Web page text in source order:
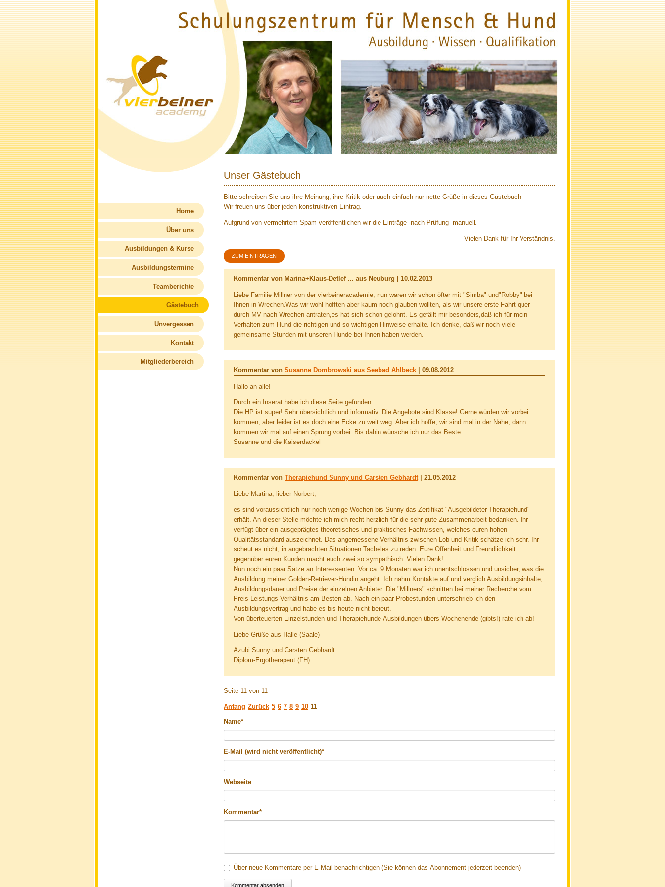
Unser Gästebuch
Bitte schreiben Sie uns ihre Meinung, ihre Kritik oder auch einfach nur nette Grüße in dieses Gästebuch.
Wir freuen uns über jeden konstruktiven Eintrag.
Aufgrund von vermehrtem Spam veröffentlichen wir die Einträge -nach Prüfung- manuell.
Vielen Dank für Ihr Verständnis.
ZUM EINTRAGEN
Kommentar von Marina+Klaus-Detlef ... aus Neuburg | 10.02.2013
Liebe Familie Millner von der vierbeineracademie, nun waren wir schon öfter mit "Simba" und"Robby" bei
Ihnen in Wrechen.Was wir wohl hofften aber kaum noch glauben wollten, als wir unsere erste Fahrt quer
durch MV nach Wrechen antraten,es hat sich schon gelohnt. Es gefällt mir besonders,daß ich für mein
Verhalten zum Hund die richtigen und so wichtigen Hinweise erhalte. Ich denke, daß wir noch viele
gemeinsame Stunden mit unseren Hunde bei Ihnen haben werden.
Kommentar von Susanne Dombrowski aus Seebad Ahlbeck | 09.08.2012
Hallo an alle!
Durch ein Inserat habe ich diese Seite gefunden.
Die HP ist super! Sehr übersichtlich und informativ. Die Angebote sind Klasse! Gerne würden wir vorbei
kommen, aber leider ist es doch eine Ecke zu weit weg. Aber ich hoffe, wir sind mal in der Nähe, dann
kommen wir mal auf einen Sprung vorbei. Bis dahin wünsche ich nur das Beste.
Susanne und die Kaiserdackel
Kommentar von Therapiehund Sunny und Carsten Gebhardt | 21.05.2012
Liebe Martina, lieber Norbert,
es sind voraussichtlich nur noch wenige Wochen bis Sunny das Zertifikat "Ausgebildeter Therapiehund"
erhält. An dieser Stelle möchte ich mich recht herzlich für die sehr gute Zusammenarbeit bedanken. Ihr
verfügt über ein ausgeprägtes theoretisches und praktisches Fachwissen, welches euren hohen
Qualitätsstandard auszeichnet. Das angemessene Verhältnis zwischen Lob und Kritik schätze ich sehr. Ihr
scheut es nicht, in angebrachten Situationen Tacheles zu reden. Eure Offenheit und Freundlichkeit
gegenüber euren Kunden macht euch zwei so sympathisch. Vielen Dank!
Nun noch ein paar Sätze an Interessenten. Vor ca. 9 Monaten war ich unentschlossen und unsicher, was die
Ausbildung meiner Golden-Retriever-Hündin angeht. Ich nahm Kontakte auf und verglich Ausbildungsinhalte,
Ausbildungsdauer und Preise der einzelnen Anbieter. Die "Millners" schnitten bei meiner Recherche vom
Preis-Leistungs-Verhältnis am Besten ab. Nach ein paar Probestunden unterschrieb ich den
Ausbildungsvertrag und habe es bis heute nicht bereut.
Von überteuerten Einzelstunden und Therapiehunde-Ausbildungen übers Wochenende (gibts!) rate ich ab!
Liebe Grüße aus Halle (Saale)
Azubi Sunny und Carsten Gebhardt
Diplom-Ergotherapeut (FH)
Seite 11 von 11
Anfang Zurück 5 6 7 8 9 10 11
Pflichtfeld
Name*
Pflichtfeld
E-Mail (wird nicht veröffentlicht)*
Webseite
Pflichtfeld
Kommentar*
Über neue Kommentare per E-Mail benachrichtigen (Sie können das Abonnement jederzeit beenden)
Kommentar absenden
Home
Über uns
Ausbildungen & Kurse
Ausbildungstermine
Teamberichte
Gästebuch
Unvergessen
Kontakt
Mitgliederbereich